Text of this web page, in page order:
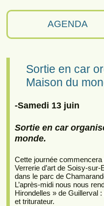
AGENDA
Sortie en car
Maison du
-Samedi 13 juin
Sortie en car
monde.
Cette journée
Verrerie d’art de Soisy-sur-
dans le parc de
L’après-midi nous nous
Hirondelles » de Guillerval
et triturateur.